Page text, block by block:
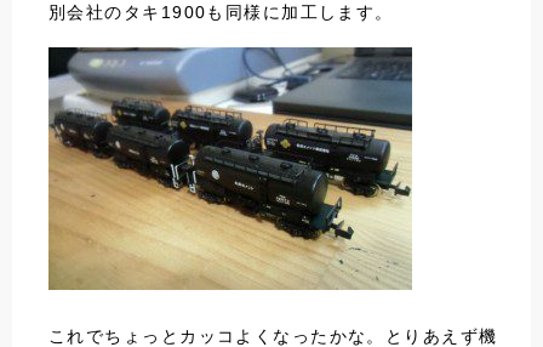
別会社のタキ1900も同様に加工します。
これでちょっとカッコよくなったかな。とりあえず機